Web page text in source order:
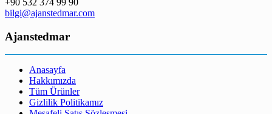
bilgi@ajanstedmar.com
Ajanstedmar
Anasayfa
Hakkımızda
Tüm Ürünler
Gizlilik Politikamız